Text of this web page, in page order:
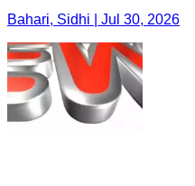
Bahari, Sidhi | Jul 30, 2026